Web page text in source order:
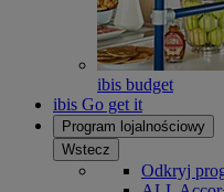
ibis budget
ibis Go get it
Program lojalnościowy
Wstecz
Odkryj